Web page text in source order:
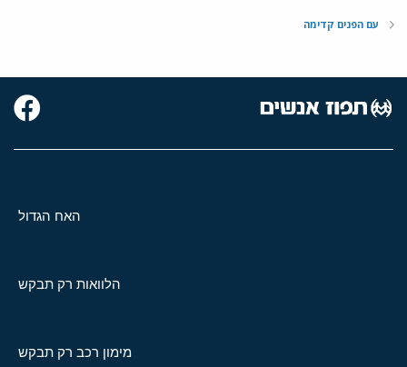
עם הפנים קדימה
האח הגדול
הלוואות רק תבקש
מימון רכב רק תבקש